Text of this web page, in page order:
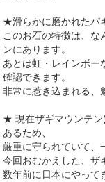
★滑らかに磨かれたパ
このお石の特徴は、な
ンにあります。
あとは虹・レインボー
確認できます。
非常に惹き込まれる、
★ 現在ザギマウンテン
あるため、
厳重に守られていて、
今回おむかえした、ザ
数年前に日本にやって